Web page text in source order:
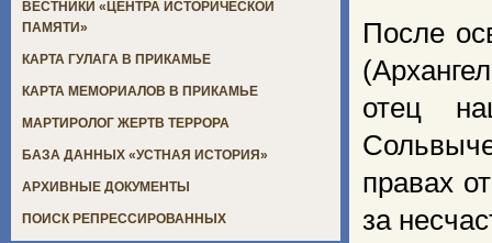
После
отец
правах
за
ВЕСТНИКИ «ЦЕНТРА ИСТОРИЧЕСКОЙ
ПАМЯТИ»
КАРТА ГУЛАГА В ПРИКАМЬЕ
КАРТА МЕМОРИАЛОВ В ПРИКАМЬЕ
МАРТИРОЛОГ ЖЕРТВ ТЕРРОРА
БАЗА ДАННЫХ «УСТНАЯ ИСТОРИЯ»
АРХИВНЫЕ ДОКУМЕНТЫ
ПОИСК РЕПРЕССИРОВАННЫХ